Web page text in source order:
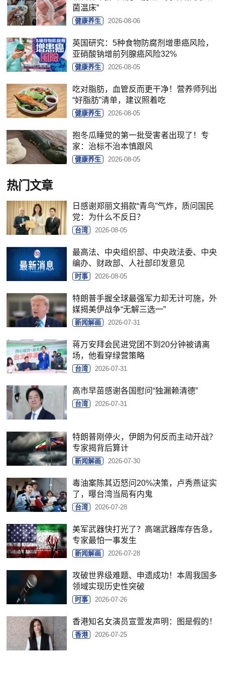
菌温床”
健康养生 2026-08-06
英国研究：5种食物防腐剂增患癌风险，
亚硝酸钠增前列腺癌风险32%
健康养生 2026-08-05
吃对脂肪，血管反而更干净！营养师列出
“好脂肪”清单，建议照着吃
健康养生 2026-08-05
抱冬瓜睡觉的第一批受害者出现了！专
家：治标不治本慎跟风
健康养生 2026-08-05
热门文章
日感谢郑丽文捐款“青鸟”气炸，质问国民
党：为什么不反日？
台湾 2026-08-05
最高法、中央组织部、中央政法委、中央
编办、财政部、人社部印发意见
时事 2026-08-05
特朗普手握全球最强军力却无计可施，外
媒揭美伊战争“无解三选一”
新闻解画 2026-07-31
蒋万安拜会民进党团不到20分钟被请离
场，他看穿绿营策略
台湾 2026-07-31
高市早苗感谢各国慰问“独漏赖清德”
台湾 2026-07-31
特朗普刚停火，伊朗为何反而主动开战？
专家揭背后算计
新闻解画 2026-07-30
毒油案陈其迈怒问20%决策，卢秀燕证实
了，曝台湾当局有内鬼
台湾 2026-07-28
美军武器快打光了？高端武器库存告急，
专家最怕一事发生
新闻解画 2026-07-28
攻破世界级难题、申遗成功！本周我国多
领域实现历史性突破
时事 2026-07-26
香港知名女演员宣萱发声明：图是假的！
香港 2026-07-25